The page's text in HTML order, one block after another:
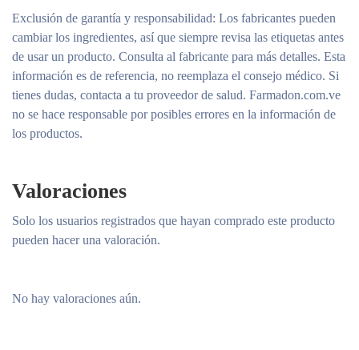
Exclusión de garantía y responsabilidad: Los fabricantes pueden
cambiar los ingredientes, así que siempre revisa las etiquetas antes
de usar un producto. Consulta al fabricante para más detalles. Esta
información es de referencia, no reemplaza el consejo médico. Si
tienes dudas, contacta a tu proveedor de salud. Farmadon.com.ve
no se hace responsable por posibles errores en la información de
los productos.
Valoraciones
No hay valoraciones aún.
Solo los usuarios registrados que hayan comprado este producto
pueden hacer una valoración.